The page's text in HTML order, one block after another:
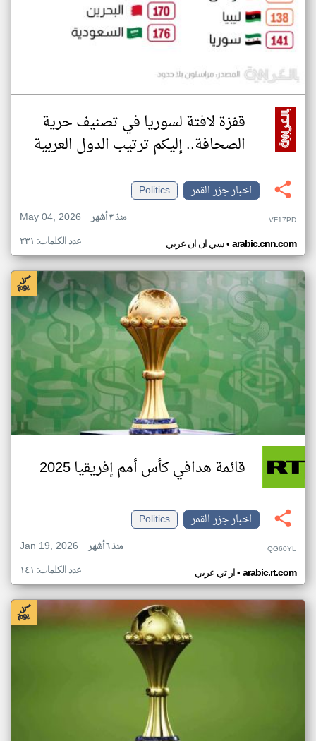
قفزة لافتة لسوريا في تصنيف حرية
الصحافة.. إليكم ترتيب الدول العربية
اخبار جزر القمر
Politics
May 04, 2026
منذ ٣ أشهر VF17PD
سي ان ان عربي• arabic.cnn.com عدد الكلمات: ٢٣١
قائمة هدافي كأس أمم إفريقيا 2025
اخبار جزر القمر
Politics
Jan 19, 2026
منذ ٦ أشهر QG60YL
ار تي عربي• arabic.rt.com عدد الكلمات: ١٤١